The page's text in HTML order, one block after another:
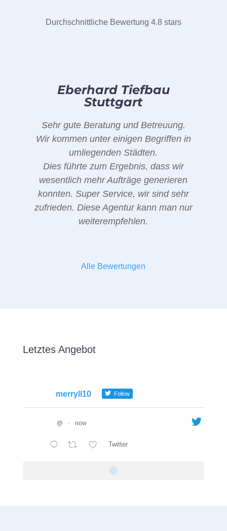
Durchschnittliche Bewertung 4.8 stars
Eberhard Tiefbau
Stuttgart
Sehr gute Beratung und Betreuung.
Wir kommen unter einigen Begriffen in
umliegenden Städten.
Dies führte zum Ergebnis, dass wir
wesentlich mehr Aufträge generieren
konnten. Super Service, wir sind sehr
zufrieden. Diese Agentur kann man nur
weiterempfehlen.
Alle Bewertungen
Letztes Angebot
merryll10 Follow
@ · now
Twitter